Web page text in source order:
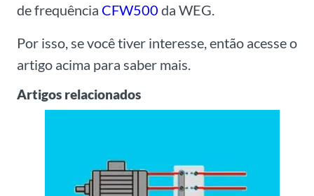
de frequência CFW500 da WEG.
Por isso, se você tiver interesse, então acesse o
artigo acima para saber mais.
Artigos relacionados